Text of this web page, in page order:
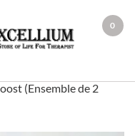
0
(Ensemble de 2